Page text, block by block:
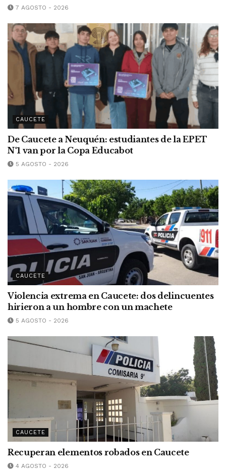
7 AGOSTO - 2026
CAUCETE
De Caucete a Neuquén: estudiantes de la EPET
N°1 van por la Copa Educabot
5 AGOSTO - 2026
CAUCETE
Violencia extrema en Caucete: dos delincuentes
hirieron a un hombre con un machete
5 AGOSTO - 2026
CAUCETE
Recuperan elementos robados en Caucete
4 AGOSTO - 2026